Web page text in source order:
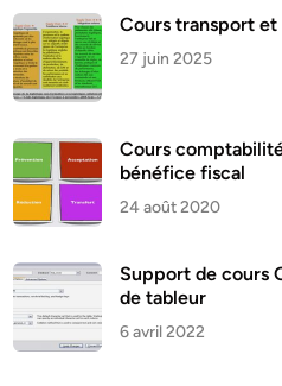
Cours transport
27 juin 2025
Cours
bénéfice fiscal
24 août 2020
Support de cours
de tableur
6 avril 2022